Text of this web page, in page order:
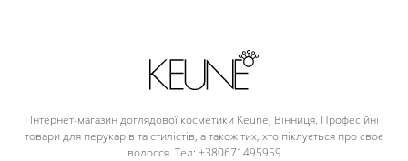
Інтернет-магазин доглядової косметики Keune, Вінниця. Професійні
товари для перукарів та стилістів, а також тих, хто піклується про своє
волосся. Тел: +380671495959